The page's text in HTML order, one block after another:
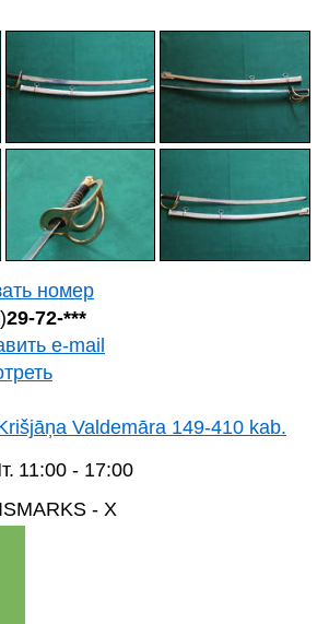
номер
29-72-***
e-mail
Valdemāra 149-410 kab.
11:00 - 17:00
- X